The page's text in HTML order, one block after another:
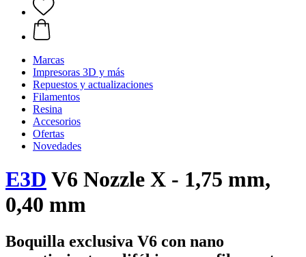
Marcas
Impresoras 3D y más
Repuestos y actualizaciones
Filamentos
Resina
Accesorios
Ofertas
Novedades
E3D V6 Nozzle X - 1,75 mm,
0,40 mm
Boquilla exclusiva V6 con nano